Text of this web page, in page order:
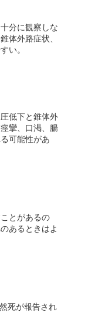
分に観察しな
体外路症状、
い。
低下と錐体外
攣、口渇、腸
可能性があ
とがあるの
あるときはよ
死が報告され